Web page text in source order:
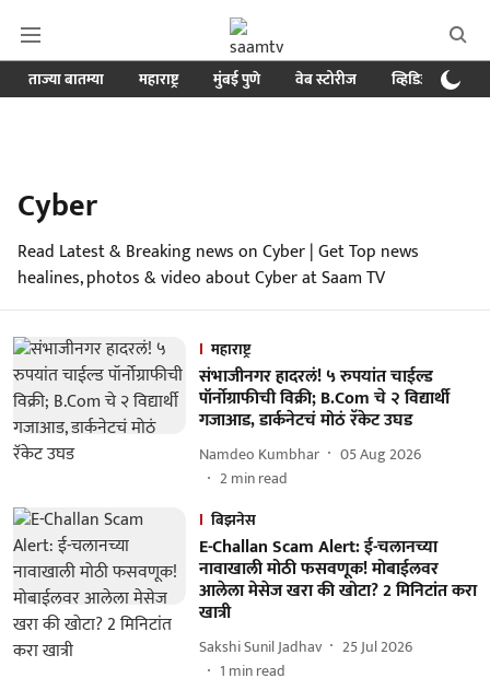
ताज्या बातम्या महाराष्ट्र मुंबई पुणे वेब स्टोरीज व्हिडिओ
Cyber
Read Latest & Breaking news on Cyber | Get Top news
healines, photos & video about Cyber at Saam TV
महाराष्ट्र
संभाजीनगर हादरलं! ५ रुपयांत चाईल्ड
पॉर्नोग्राफीची विक्री; B.Com चे २ विद्यार्थी
गजाआड, डार्कनेटचं मोठं रॅकेट उघड
Namdeo Kumbhar
05 Aug 2026
2min read
बिझनेस
E-Challan Scam Alert: ई-चलानच्या
नावाखाली मोठी फसवणूक! मोबाईलवर
आलेला मेसेज खरा की खोटा? 2 मिनिटांत करा
खात्री
Sakshi Sunil Jadhav
25 Jul 2026
1 min read